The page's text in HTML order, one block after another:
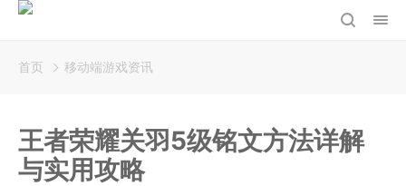
首页 移动端游戏资讯
王者荣耀关羽5级铭文方法详解
与实用攻略